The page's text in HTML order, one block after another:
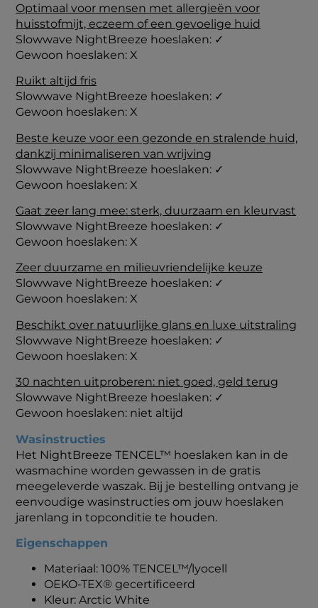
Optimaal voor mensen met allergieën voor
huisstofmijt, eczeem of een gevoelige huid
Slowwave NightBreeze hoeslaken: ✓
Gewoon hoeslaken: X
Ruikt altijd fris
Slowwave NightBreeze hoeslaken: ✓
Gewoon hoeslaken: X
Beste keuze voor een gezonde en stralende huid,
dankzij minimaliseren van wrijving
Slowwave NightBreeze hoeslaken: ✓
Gewoon hoeslaken: X
Gaat zeer lang mee: sterk, duurzaam en kleurvast
Slowwave NightBreeze hoeslaken: ✓
Gewoon hoeslaken: X
Zeer duurzame en milieuvriendelijke keuze
Slowwave NightBreeze hoeslaken: ✓
Gewoon hoeslaken: X
Beschikt over natuurlijke glans en luxe uitstraling
Slowwave NightBreeze hoeslaken: ✓
Gewoon hoeslaken: X
30 nachten uitproberen: niet goed, geld terug
Slowwave NightBreeze hoeslaken: ✓
Gewoon hoeslaken: niet altijd
Wasinstructies
Het NightBreeze TENCEL™ hoeslaken kan in de
wasmachine worden gewassen in de gratis
meegeleverde waszak. Bij je bestelling ontvang je
eenvoudige wasinstructies om jouw hoeslaken
jarenlang in topconditie te houden.
Eigenschappen
Materiaal: 100% TENCEL™/lyocell
OEKO-TEX® gecertificeerd
Kleur: Arctic White